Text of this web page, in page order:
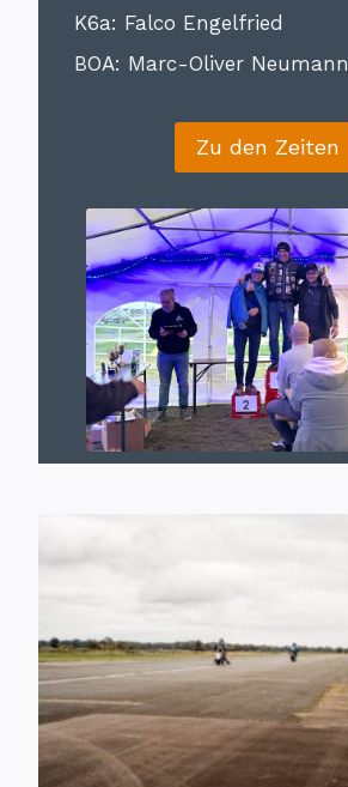
K6a: Falco Engelfried
BOA: Marc-Oliver Neumann
Zu den Zeiten